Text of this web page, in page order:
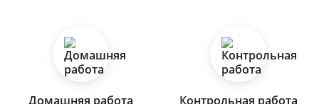
Домашняя работа Контрольная работа